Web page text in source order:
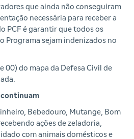
que ainda não conseguiram
necessária para receber a
PCF é garantir que todos os
Programa sejam indenizados no
00) do mapa da Defesa Civil de
continuam
Bebedouro, Mutange, Bom
ações de zeladoria,
com animais domésticos e